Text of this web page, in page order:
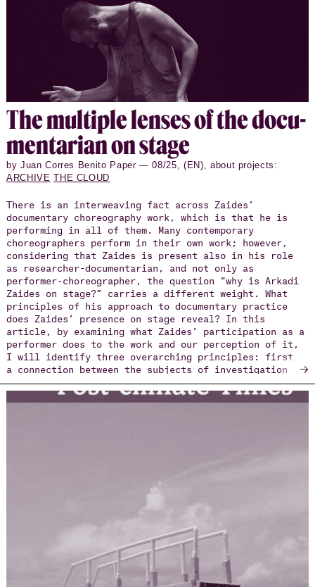
The mul­ti­ple lenses of the doc­u­
men­tar­ian on stage
by Juan Corres Benito Paper — 08/25, (EN), about projects:
ARCHIVE THE CLOUD
There is an interweaving fact across Zaides’
documentary choreography work, which is that he is
performing in all of them. Many contemporary
choreographers perform in their own work; however,
considering that Zaides is present also in his role
as researcher-documentarian, and not only as
performer-choreographer, the question “why is Arkadi
Zaides on stage?” carries a different weight. What
principles of his approach to documentary practice
does Zaides’ presence on stage reveal? In this
article, by examining what Zaides’ participation as a
performer does to the work and our perception of it,
I will identify three overarching principles: first,
a connection between the subjects of investigation
and the author’s personal biography; second, a
transparency in exposing the elements of process and
construction; and lastly, the political implication
→